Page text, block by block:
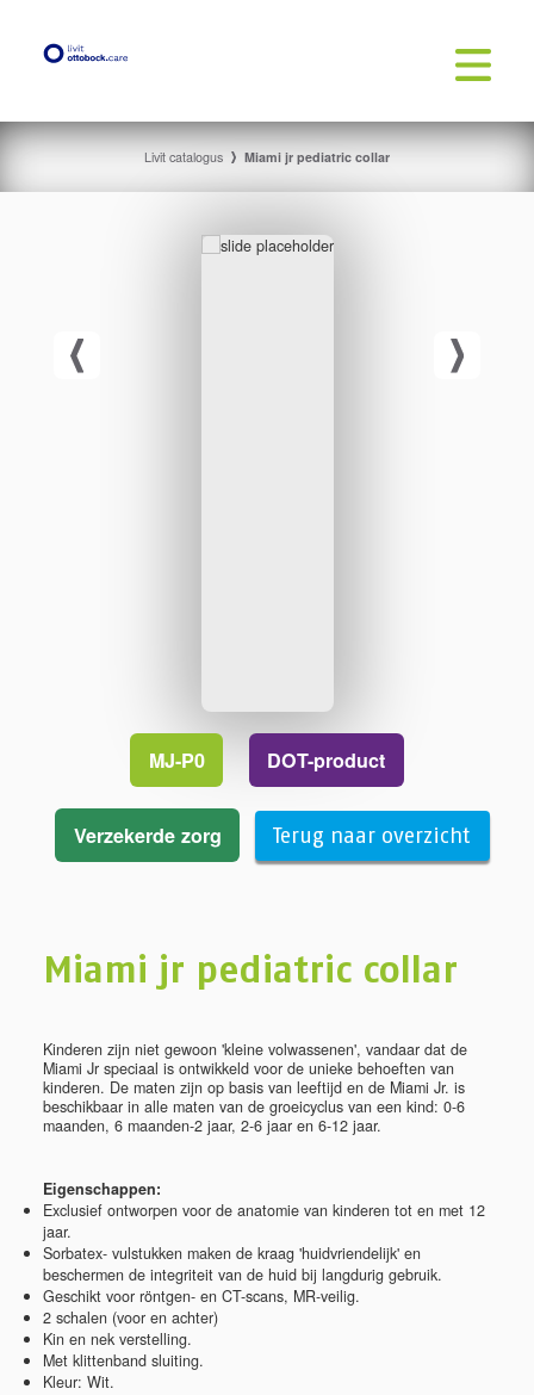
Livit catalogus Miami jr pediatric collar
MJ-P0 DOT-product
Verzekerde zorg Terug naar overzicht
Miami jr pediatric collar
Kinderen zijn niet gewoon 'kleine volwassenen', vandaar dat de
Miami Jr speciaal is ontwikkeld voor de unieke behoeften van
kinderen. De maten zijn op basis van leeftijd en de Miami Jr. is
beschikbaar in alle maten van de groeicyclus van een kind: 0-6
maanden, 6 maanden-2 jaar, 2-6 jaar en 6-12 jaar.
Eigenschappen:
Exclusief ontworpen voor de anatomie van kinderen tot en met 12
jaar.
Sorbatex- vulstukken maken de kraag 'huidvriendelijk' en
beschermen de integriteit van de huid bij langdurig gebruik.
Geschikt voor röntgen- en CT-scans, MR-veilig.
2 schalen (voor en achter)
Kin en nek verstelling.
Met klittenband sluiting.
Kleur: Wit.